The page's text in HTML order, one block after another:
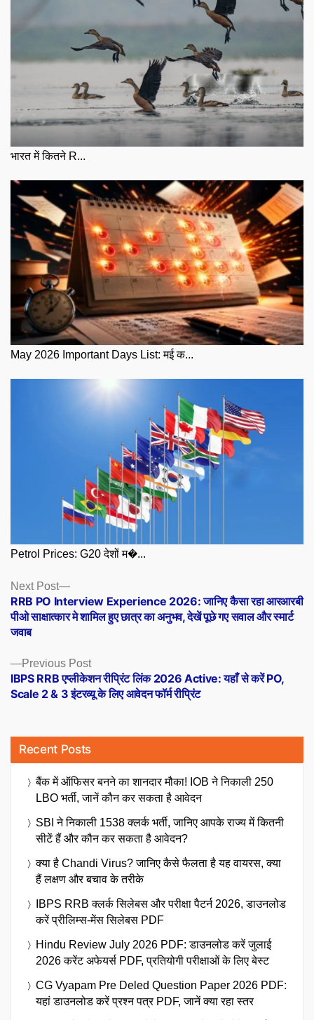
भारत में कितने R...
May 2026 Important Days List: मई क...
Petrol Prices: G20 देशों म�...
Posts
navigation
Previous PostPrevious
post:
IBPS RRB एप्लीकेशन रीप्रिंट लिंक 2026 Active: यहाँ से करें PO,
Scale 2 & 3 इंटरव्यू के लिए आवेदन फॉर्म रीप्रिंट
Next Post
Next
post:
RRB PO Interview Experience 2026: जानिए कैसा रहा आरआरबी
पीओ साक्षात्कार मे शामिल हुए छात्र का अनुभव, देखें पूछे गए सवाल और स्मार्ट
जवाब
Recent Posts
बैंक में ऑफिसर बनने का शानदार मौका! IOB ने निकाली 250
LBO भर्ती, जानें कौन कर सकता है आवेदन
SBI ने निकाली 1538 क्लर्क भर्ती, जानिए आपके राज्य में कितनी
सीटें हैं और कौन कर सकता है आवेदन?
क्या है Chandi Virus? जानिए कैसे फैलता है यह वायरस, क्या
हैं लक्षण और बचाव के तरीके
IBPS RRB क्लर्क सिलेबस और परीक्षा पैटर्न 2026, डाउनलोड
करें प्रीलिम्स-मेंस सिलेबस PDF
Hindu Review July 2026 PDF: डाउनलोड करें जुलाई
2026 करेंट अफेयर्स PDF, प्रतियोगी परीक्षाओं के लिए बेस्ट
CG Vyapam Pre Deled Question Paper 2026 PDF:
यहां डाउनलोड करें प्रश्न पत्र PDF, जानें क्या रहा स्तर